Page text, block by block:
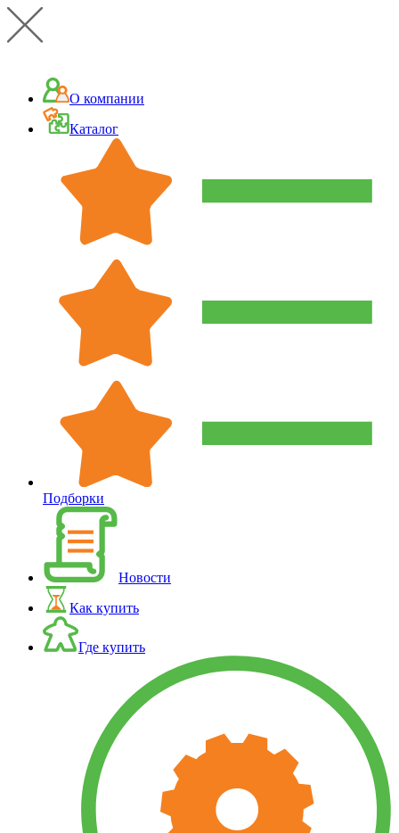
О компании
Каталог
Подборки
Новости
Как купить
Где купить